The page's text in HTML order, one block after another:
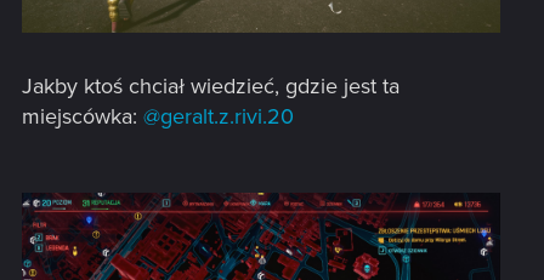
Jakby ktoś chciał wiedzieć, gdzie jest ta
miejscówka: @geralt.z.rivi.20